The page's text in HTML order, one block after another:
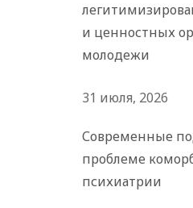
и ценностных
молодежи
31 июля, 2026
Современные
проблеме
психиатрии